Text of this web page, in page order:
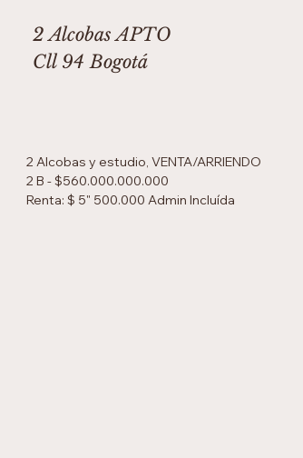
2 Alcobas APTO
Cll 94 Bogotá
2 Alcobas y estudio, VENTA/ARRIENDO
2 B - $560.000.000.000
Renta: $ 5" 500.000 Admin Incluída